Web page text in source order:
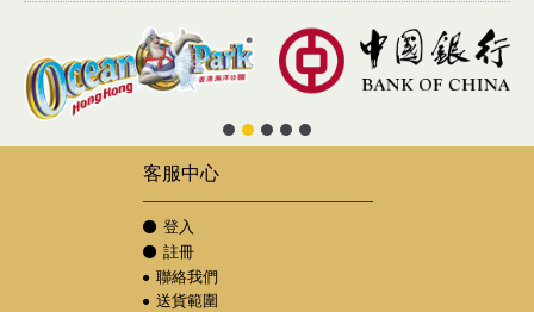
客服中心
登入
註冊
聯絡我們
送貨範圍